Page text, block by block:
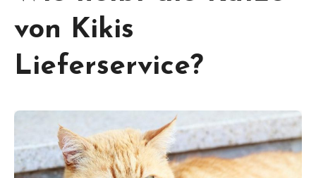
von Kikis
Lieferservice?